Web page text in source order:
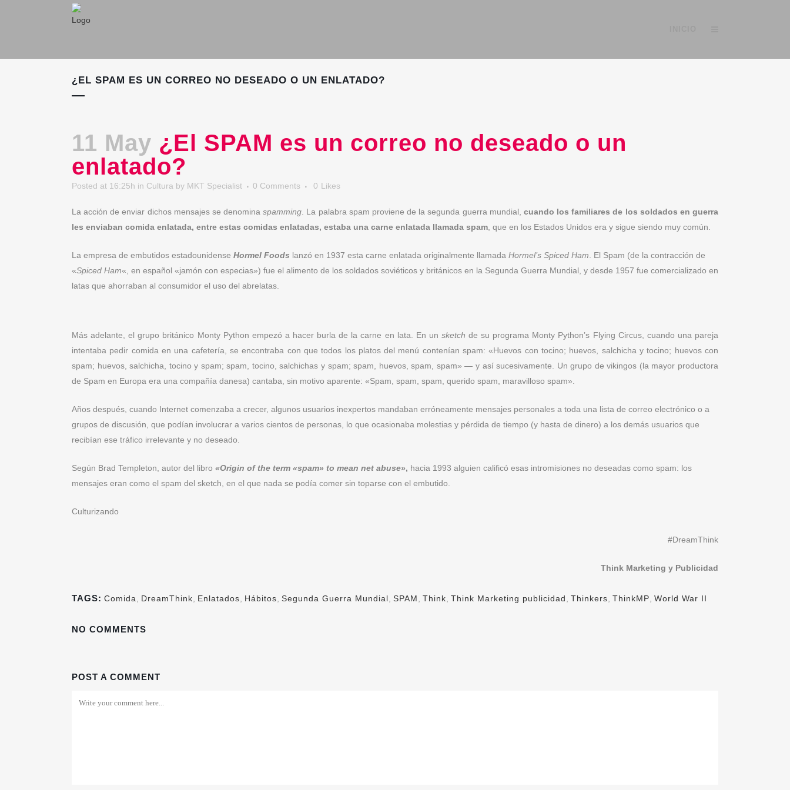
¿EL SPAM ES UN CORREO NO DESEADO O UN ENLATADO?
11 May ¿El SPAM es un correo no deseado o un
enlatado?
Posted at 16:25h in Cultura by MKT Specialist 0 Comments 0 Likes
La acción de enviar dichos mensajes se denominaspamming . La palabra spam proviene de la segunda guerra mundial, cuando los familiares de los soldados en guerra
les enviaban comida enlatada, entre estas comidas enlatadas, estaba una carne enlatada llamada spam , que en los Estados Unidos era y sigue siendo muy común.
La empresa de embutidos estadounidense Hormel Foods lanzó en 1937 esta carne enlatada originalmente llamada Hormel’s Spiced Ham . El Spam (de la contracción de
«Spiced Ham«, en español «jamón con especias») fue el alimento de los soldados soviéticos y británicos en la Segunda Guerra Mundial, y desde 1957 fue comercializado en
latas que ahorraban al consumidor el uso del abrelatas.
Más adelante, el grupo británico Monty Python empezó a hacer burla de la carne en lata. En un sketch de su programa Monty Python’s Flying Circus, cuando una pareja
intentaba pedir comida en una cafetería, se encontraba con que todos los platos del menú contenían spam: «Huevos con tocino; huevos, salchicha y tocino; huevos con
spam; huevos, salchicha, tocino y spam; spam, tocino, salchichas y spam; spam, huevos, spam, spam» — y así sucesivamente. Un grupo de vikingos (la mayor productora
de Spam en Europa era una compañía danesa) cantaba, sin motivo aparente: «Spam, spam, spam, querido spam, maravilloso spam».
Años después, cuando Internet comenzaba a crecer, algunos usuarios inexpertos mandaban erróneamente mensajes personales a toda una lista de correo electrónico o a
grupos de discusión, que podían involucrar a varios cientos de personas, lo que ocasionaba molestias y pérdida de tiempo (y hasta de dinero) a los demás usuarios que
recibían ese tráfico irrelevante y no deseado.
Según Brad Templeton, autor del libro «Origin of the term «spam» to mean net abuse», hacia 1993 alguien calificó esas intromisiones no deseadas como spam: los
mensajes eran como el spam del sketch, en el que nada se podía comer sin toparse con el embutido.
Culturizando
#DreamThink
Think Marketing y Publicidad
TAGS: Comida DreamThink Enlatados Hábitos Segunda Guerra Mundial SPAM Think Think Marketing publicidad Thinkers ThinkMP World War II
NO COMMENTS
POST A COMMENT